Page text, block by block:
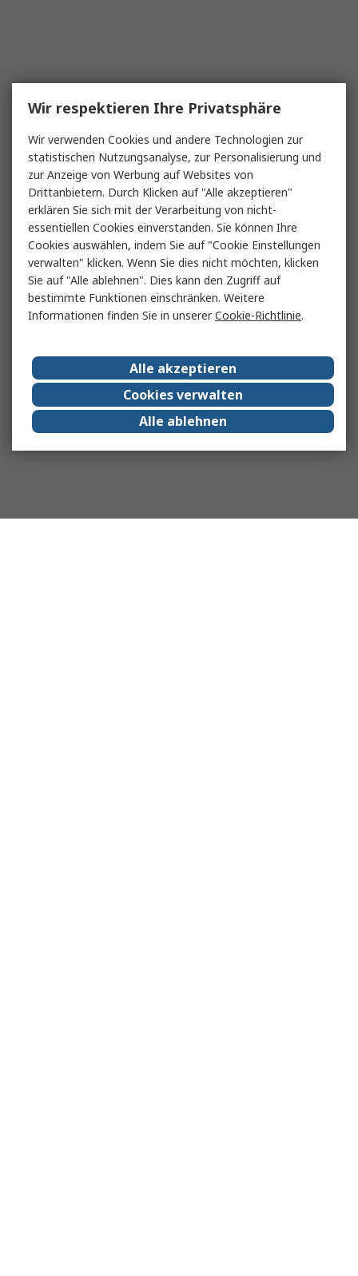
Wir respektieren Ihre Privatsphäre
Wir verwenden Cookies und andere Technologien zur
statistischen Nutzungsanalyse, zur Personalisierung und
zur Anzeige von Werbung auf Websites von
Drittanbietern. Durch Klicken auf "Alle akzeptieren"
erklären Sie sich mit der Verarbeitung von nicht-
essentiellen Cookies einverstanden. Sie können Ihre
Cookies auswählen, indem Sie auf "Cookie Einstellungen
verwalten" klicken. Wenn Sie dies nicht möchten, klicken
Sie auf "Alle ablehnen". Dies kann den Zugriff auf
bestimmte Funktionen einschränken. Weitere
Informationen finden Sie in unsererCookie-Richtlinie.
Alle akzeptieren
Cookies verwalten
Alle ablehnen